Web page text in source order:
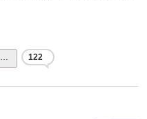
… 122